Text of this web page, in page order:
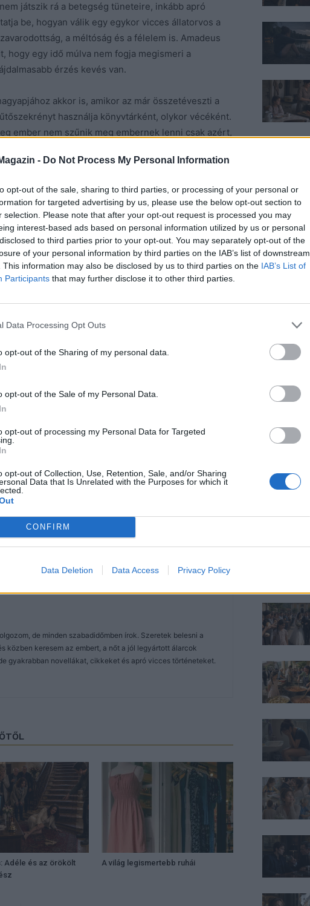
- Do Not Process My Personal Information
opt-out of the sale, sharing to third parties, or processing of your personal or
for targeted advertising by us, please use the below opt-out section to
selection. Please note that after your opt-out request is processed you may
interest-based ads based on personal information utilized by us or personal
to third parties prior to your opt-out. You may separately opt-out of the
of your personal information by third parties on the IAB’s list of downstream
This information may also be disclosed by us to third parties on the IAB’s List of
Participants that may further disclose it to other third parties.
Data Processing Opt Outs
opt-out of the Sharing of my personal data.
opt-out of the Sale of my Personal Data.
opt-out of processing my Personal Data for Targeted
opt-out of Collection, Use, Retention, Sale, and/or Sharing
Data that Is Unrelated with the Purposes for which it
CONFIRM
Data Deletion Data Access Privacy Policy
játszik rá a betegség tüneteire, inkább apró
be, hogyan válik egy egykor vicces állatorvos a
a méltóság és a félelem is. Amadeus
hogy egy idő múlva nem fogja megismeri a
érzés kevés van.
akkor is, amikor az már összetéveszti a
használja könyvtárként, olykor vécéként.
ember nem szűnik meg embernek lenni csak azért,
sikert aratott, és sokak szerint természetesebb és
mert nem akarja irányítani a nézők érzelmeit.
Matt Dillon, Greta Scacchi) készült, de
Hollywoodra. Ezért is hat kevésbé. Ha ettől
akkor, ha nem is ötcsillagos, de négycsillagos
olyan témáról mesél, amely minden családot
élni, megérteni, követni és elfogadni nem
akar csak: hogy maradjon mellette valaki, aki
a nagypapa-unoka kapcsolatban mégis
hogy a felejtés történetéből lehet
de minden szabadidőmben írok. Szeretek belesni a
közben keresem az embert, a nőt a jól legyártott álarcok
gyakrabban novellákat, cikkeket és apró vicces történeteket.
Adéle és az örökölt
A világ legismertebb ruhái